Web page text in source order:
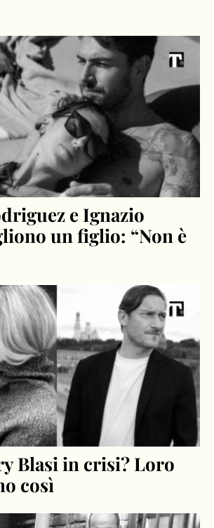
e Ignazio
un figlio: “Non è
Blasi in crisi? Loro
così